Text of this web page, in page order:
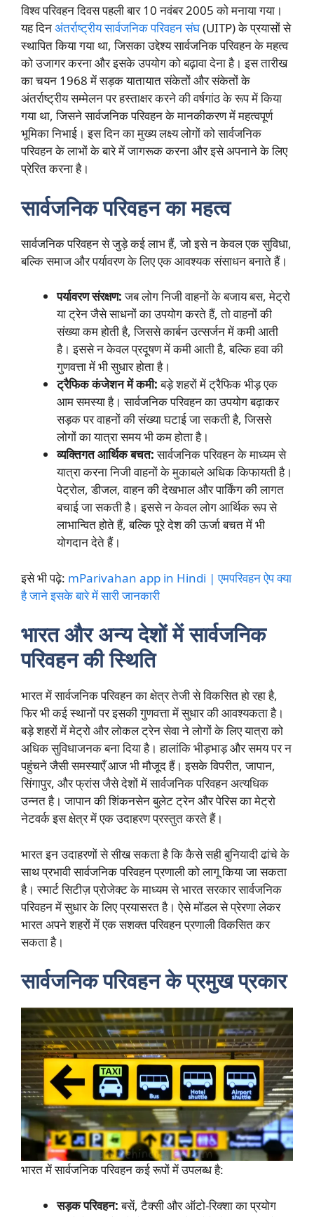
विश्व परिवहन दिवस पहली बार 10 नवंबर 2005 को मनाया गया।
यह दिनअंतर्राष्ट्रीय सार्वजनिक परिवहन संघ(UITP) के प्रयासों से
स्थापित किया गया था, जिसका उद्देश्य सार्वजनिक परिवहन के महत्व
को उजागर करना और इसके उपयोग को बढ़ावा देना है। इस तारीख
का चयन 1968 में सड़क यातायात संकेतों और संकेतों के
अंतर्राष्ट्रीय सम्मेलन पर हस्ताक्षर करने की वर्षगांठ के रूप में किया
गया था, जिसने सार्वजनिक परिवहन के मानकीकरण में महत्वपूर्ण
भूमिका निभाई। इस दिन का मुख्य लक्ष्य लोगों को सार्वजनिक
परिवहन के लाभों के बारे में जागरूक करना और इसे अपनाने के लिए
प्रेरित करना है।
सार्वजनिक परिवहन का महत्व
सार्वजनिक परिवहन से जुड़े कई लाभ हैं, जो इसे न केवल एक सुविधा,
बल्कि समाज और पर्यावरण के लिए एक आवश्यक संसाधन बनाते हैं।
पर्यावरण संरक्षण:जब लोग निजी वाहनों के बजाय बस, मेट्रो
या ट्रेन जैसे साधनों का उपयोग करते हैं, तो वाहनों की
संख्या कम होती है, जिससे कार्बन उत्सर्जन में कमी आती
है। इससे न केवल प्रदूषण में कमी आती है, बल्कि हवा की
गुणवत्ता में भी सुधार होता है।
ट्रैफिक कंजेशन में कमी:बड़े शहरों में ट्रैफिक भीड़ एक
आम समस्या है। सार्वजनिक परिवहन का उपयोग बढ़ाकर
सड़क पर वाहनों की संख्या घटाई जा सकती है, जिससे
लोगों का यात्रा समय भी कम होता है।
व्यक्तिगत आर्थिक बचत:सार्वजनिक परिवहन के माध्यम से
यात्रा करना निजी वाहनों के मुकाबले अधिक किफायती है।
पेट्रोल, डीजल, वाहन की देखभाल और पार्किंग की लागत
बचाई जा सकती है। इससे न केवल लोग आर्थिक रूप से
लाभान्वित होते हैं, बल्कि पूरे देश की ऊर्जा बचत में भी
योगदान देते हैं।
इसे भी पढ़े: mParivahan app in Hindi | एमपरिवहन ऐप क्या
है जाने इसके बारे में सारी जानकारी
भारत और अन्य देशों में सार्वजनिक
परिवहन की स्थिति
भारत में सार्वजनिक परिवहन का क्षेत्र तेजी से विकसित हो रहा है,
फिर भी कई स्थानों पर इसकी गुणवत्ता में सुधार की आवश्यकता है।
बड़े शहरों में मेट्रो और लोकल ट्रेन सेवा ने लोगों के लिए यात्रा को
अधिक सुविधाजनक बना दिया है। हालांकि भीड़भाड़ और समय पर न
पहुंचने जैसी समस्याएँ आज भी मौजूद हैं। इसके विपरीत, जापान,
सिंगापुर, और फ्रांस जैसे देशों में सार्वजनिक परिवहन अत्यधिक
उन्नत है। जापान की शिंकनसेन बुलेट ट्रेन और पेरिस का मेट्रो
नेटवर्क इस क्षेत्र में एक उदाहरण प्रस्तुत करते हैं।
भारत इन उदाहरणों से सीख सकता है कि कैसे सही बुनियादी ढांचे के
साथ प्रभावी सार्वजनिक परिवहन प्रणाली को लागू किया जा सकता
है। स्मार्ट सिटीज़ प्रोजेक्ट के माध्यम से भारत सरकार सार्वजनिक
परिवहन में सुधार के लिए प्रयासरत है। ऐसे मॉडल से प्रेरणा लेकर
भारत अपने शहरों में एक सशक्त परिवहन प्रणाली विकसित कर
सकता है।
सार्वजनिक परिवहन के प्रमुख प्रकार
भारत में सार्वजनिक परिवहन कई रूपों में उपलब्ध है:
सड़क परिवहन:बसें, टैक्सी और ऑटो-रिक्शा का प्रयोग